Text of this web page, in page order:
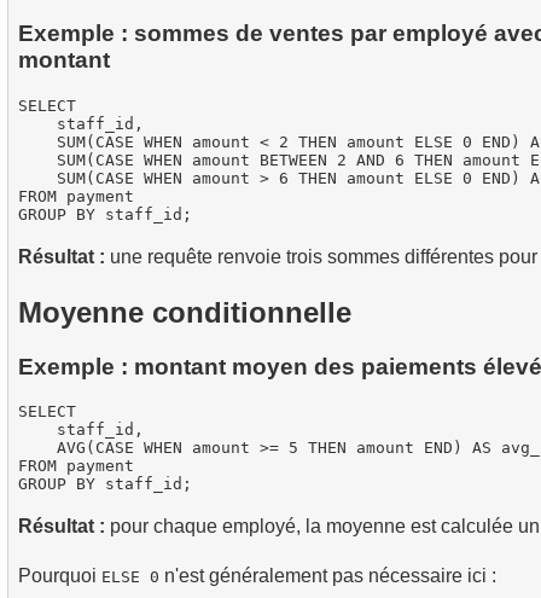
Exemple : sommes de ventes par employé
montant
SELECT
    staff_id,
SUM(CASE WHEN amount < 2 THEN amount ELSE 0 END)
SUM(CASE WHEN amount BETWEEN 2 AND 6 THEN amount
SUM(CASE WHEN amount > 6 THEN amount ELSE 0 END)
FROM payment
Résultat : une requête renvoie trois sommes différentes
Moyenne conditionnelle
Exemple : montant moyen des paiements
SELECT
    staff_id,
AVG(CASE WHEN amount >= 5 THEN amount END) AS
FROM payment
Résultat : pour chaque employé, la moyenne est calculée
Pourquoi ELSE 0 n'est généralement pas nécessaire ici :